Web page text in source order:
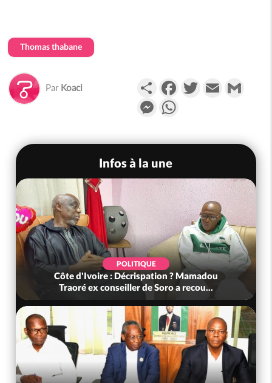
Thomas thabane
Par Koaci PartagerFacebookTwitterEmail
Messenger
Infos à la une
POLITIQUE
Côte d'Ivoire : Décrispation ? Mamadou
Traoré ex conseiller de Soro a recou...